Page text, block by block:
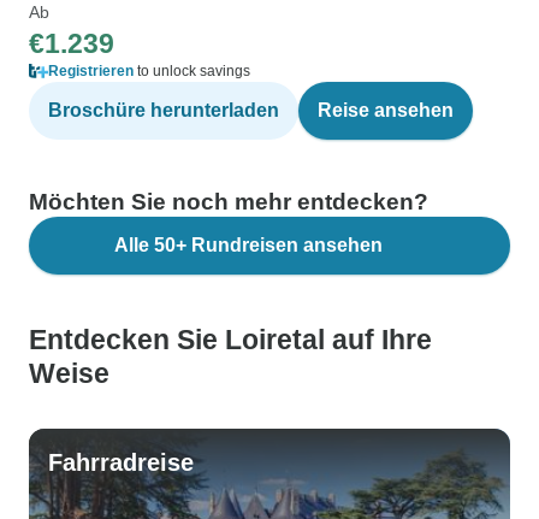
Ab
€1.239
Registrieren to unlock savings
Broschüre herunterladen Reise ansehen
Möchten Sie noch mehr entdecken?
Alle 50+ Rundreisen ansehen
Entdecken Sie Loiretal auf Ihre
Weise
Fahrradreise